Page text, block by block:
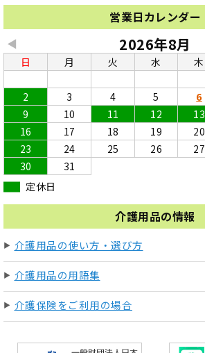
営業日カレンダー
◀ 2026年8月
日 月 火 水 木
2
3 4 5 6
9
10 11 12 13
16
17 18 19 20
23
24 25 26 27
30
31
定休日
介護用品の情報
介護用品の使い方・選び方
介護用品の用語集
介護保険をご利用の場合